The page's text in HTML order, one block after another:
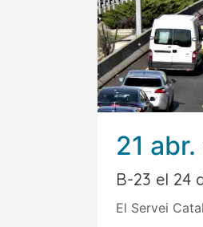
21 abr.
B-23 el 24
El Servei